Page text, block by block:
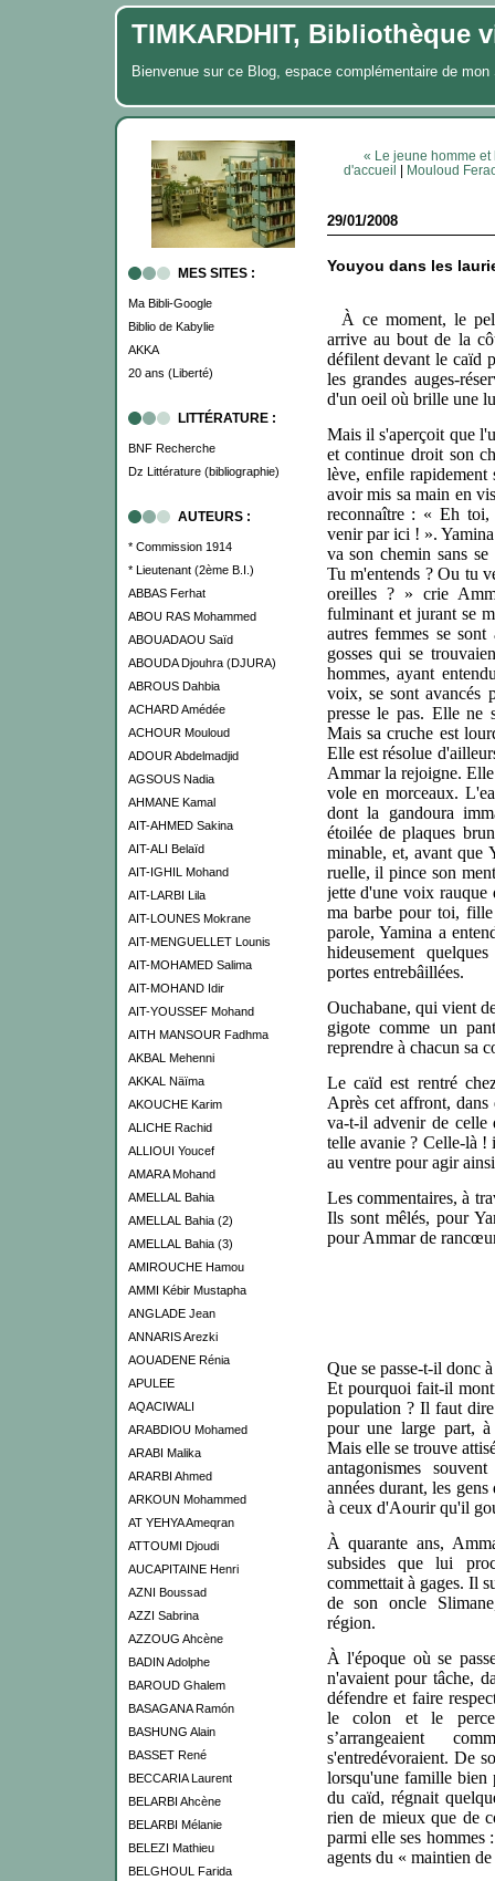
TIMKARDHIT, Bibliothèque
Bienvenue sur ce Blog, espace complémentaire de
MES SITES :
Ma Bibli-Google
Biblio de Kabylie
AKKA
20 ans (Liberté)
LITTÉRATURE :
BNF Recherche
Dz Littérature (bibliographie)
AUTEURS :
* Commission 1914
* Lieutenant (2ème B.I.)
ABBAS Ferhat
ABOU RAS Mohammed
ABOUADAOU Saïd
ABOUDA Djouhra (DJURA)
ABROUS Dahbia
ACHARD Amédée
ACHOUR Mouloud
ADOUR Abdelmadjid
AGSOUS Nadia
AHMANE Kamal
AIT-AHMED Sakina
AIT-ALI Belaïd
AIT-IGHIL Mohand
AIT-LARBI Lila
AIT-LOUNES Mokrane
AIT-MENGUELLET Lounis
AIT-MOHAMED Salima
AIT-MOHAND Idir
AIT-YOUSSEF Mohand
AITH MANSOUR Fadhma
AKBAL Mehenni
AKKAL Näïma
AKOUCHE Karim
ALICHE Rachid
ALLIOUI Youcef
AMARA Mohand
AMELLAL Bahia
AMELLAL Bahia (2)
AMELLAL Bahia (3)
AMIROUCHE Hamou
AMMI Kébir Mustapha
ANGLADE Jean
ANNARIS Arezki
AOUADENE Rénia
APULEE
AQACIWALI
ARABDIOU Mohamed
ARABI Malika
ARARBI Ahmed
ARKOUN Mohammed
AT YEHYA Ameqran
ATTOUMI Djoudi
AUCAPITAINE Henri
AZNI Boussad
AZZI Sabrina
AZZOUG Ahcène
BADIN Adolphe
BAROUD Ghalem
BASAGANA Ramón
BASHUNG Alain
BASSET René
BECCARIA Laurent
BELARBI Ahcène
BELARBI Mélanie
BELEZI Mathieu
BELGHOUL Farida
« Le jeune homme et
d'accueil | Mouloud
29/01/2008
Youyou dans les
À ce moment, le
arrive au bout de la
défilent devant le caïd
les grandes auges-
d'un oeil où brille une
Mais il s'aperçoit que
et continue droit son
lève, enfile rapidement
avoir mis sa main en
reconnaître : « Eh toi,
venir par ici ! ».
va son chemin sans
Tu m'entends ? Ou tu
oreilles ? » crie
fulminant et jurant se
autres femmes se
gosses qui se
hommes, ayant
voix, se sont avancés
presse le pas. Elle ne
Mais sa cruche est
Elle est résolue
Ammar la rejoigne.
vole en morceaux.
dont la gandoura
étoilée de plaques
minable, et, avant que
ruelle, il pince son
jette d'une voix rauque
ma barbe pour toi,
parole, Yamina a
hideusement
portes entrebâillées.
Ouchabane, qui vient
gigote comme un
reprendre à chacun sa
Le caïd est rentré
Après cet affront,
va-t-il advenir de
telle avanie ? Celle-là
au ventre pour agir
Les commentaires, à
Ils sont mêlés, pour
pour Ammar de
Que se passe-t-il donc
Et pourquoi fait-il
population ? Il faut
pour une large part,
Mais elle se trouve
antagonismes
années durant, les
à ceux d'Aourir qu'il
À quarante ans,
subsides que lui
commettait à gages. Il
de son oncle
région.
À l'époque où se
n'avaient pour tâche,
défendre et faire
le colon et le
s’arrangeaient
s'entredévoraient. De
lorsqu'une famille bien
du caïd, régnait
rien de mieux que de
parmi elle ses hommes
agents du « maintien